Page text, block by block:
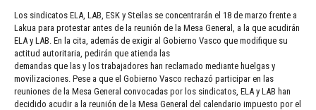
Los sindicatos ELA, LAB, ESK y Steilas se concentrarán el 18 de marzo frente a
Lakua para protestar antes de la reunión de la Mesa General, a la que acudirán
ELA y LAB. En la cita, además de exigir al Gobierno Vasco que modifique su
actitud autoritaria, pedirán que atienda las
demandas que las y los trabajadores han reclamado mediante huelgas y
movilizaciones. Pese a que el Gobierno Vasco rechazó participar en las
reuniones de la Mesa General convocadas por los sindicatos, ELA y LAB han
decidido acudir a la reunión de la Mesa General del calendario impuesto por el